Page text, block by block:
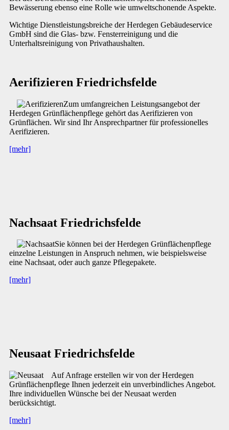
Bewässerung ebenso eine Rolle wie umweltschonende Aspekte.
Wichtige Dienstleistungsbreiche der Herdegen Gebäudeservice
GmbH sind die Glas- bzw. Fensterreinigung und die
Unterhaltsreinigung von Privathaushalten.
Aerifizieren Friedrichsfelde
Zum umfangreichen Leistungsangebot der
Herdegen Grünflächenpflege gehört das Aerifizieren von
Grünflächen. Wir sind Ihr Ansprechpartner für professionelles
Aerifizieren.
[mehr]
Nachsaat Friedrichsfelde
Sie können bei der Herdegen Grünflächenpflege
einzelne Leistungen in Anspruch nehmen, wie beispielsweise
eine Nachsaat, oder auch ganze Pflegepakete.
[mehr]
Neusaat Friedrichsfelde
Auf Anfrage erstellen wir von der Herdegen
Grünflächenpflege Ihnen jederzeit ein unverbindliches Angebot.
Ihre individuellen Wünsche bei der Neusaat werden
berücksichtigt.
[mehr]